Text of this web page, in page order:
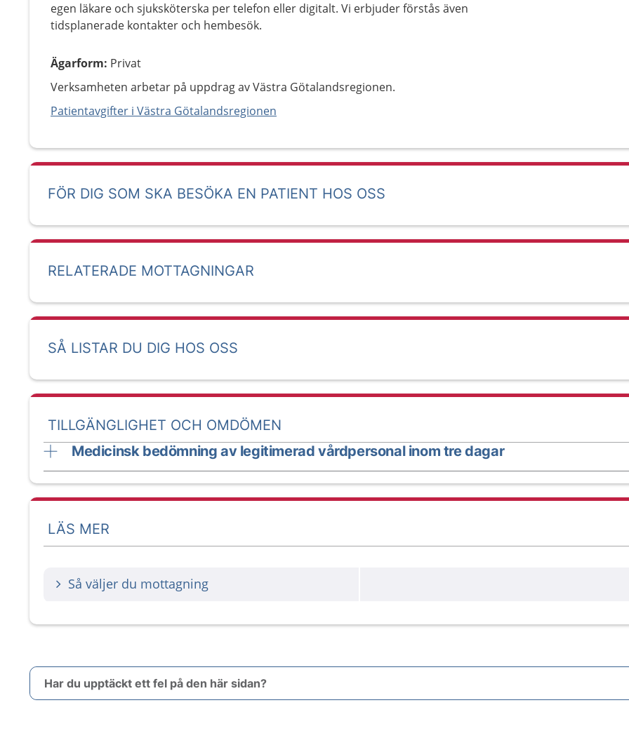
egen läkare och sjuksköterska per telefon eller digitalt. Vi erbjuder förstås även
tidsplanerade kontakter och hembesök.
Ägarform: Privat
Verksamheten arbetar på uppdrag av Västra Götalandsregionen.
Patientavgifter i Västra Götalandsregionen
FÖR DIG SOM SKA BESÖKA EN PATIENT HOS OSS
RELATERADE MOTTAGNINGAR
SÅ LISTAR DU DIG HOS OSS
TILLGÄNGLIGHET OCH OMDÖMEN
Medicinsk bedömning av legitimerad vårdpersonal inom tre dagar
LÄS MER
Så väljer du mottagning
Har du upptäckt ett fel på den här sidan?